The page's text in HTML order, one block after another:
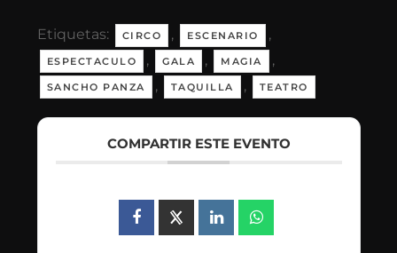
Etiquetas: CIRCO , ESCENARIO ,
ESPECTACULO , GALA , MAGIA ,
SANCHO PANZA , TAQUILLA , TEATRO
COMPARTIR ESTE EVENTO